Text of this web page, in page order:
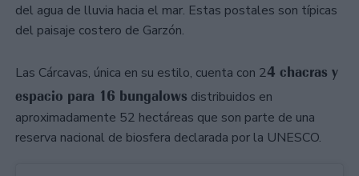
del agua de lluvia hacia el mar. Estas postales son típicas
del paisaje costero de Garzón.
Las Cárcavas, única en su estilo, cuenta con 24 chacras y
espacio para 16 bungalows distribuidos en
aproximadamente 52 hectáreas que son parte de una
reserva nacional de biosfera declarada por la UNESCO.